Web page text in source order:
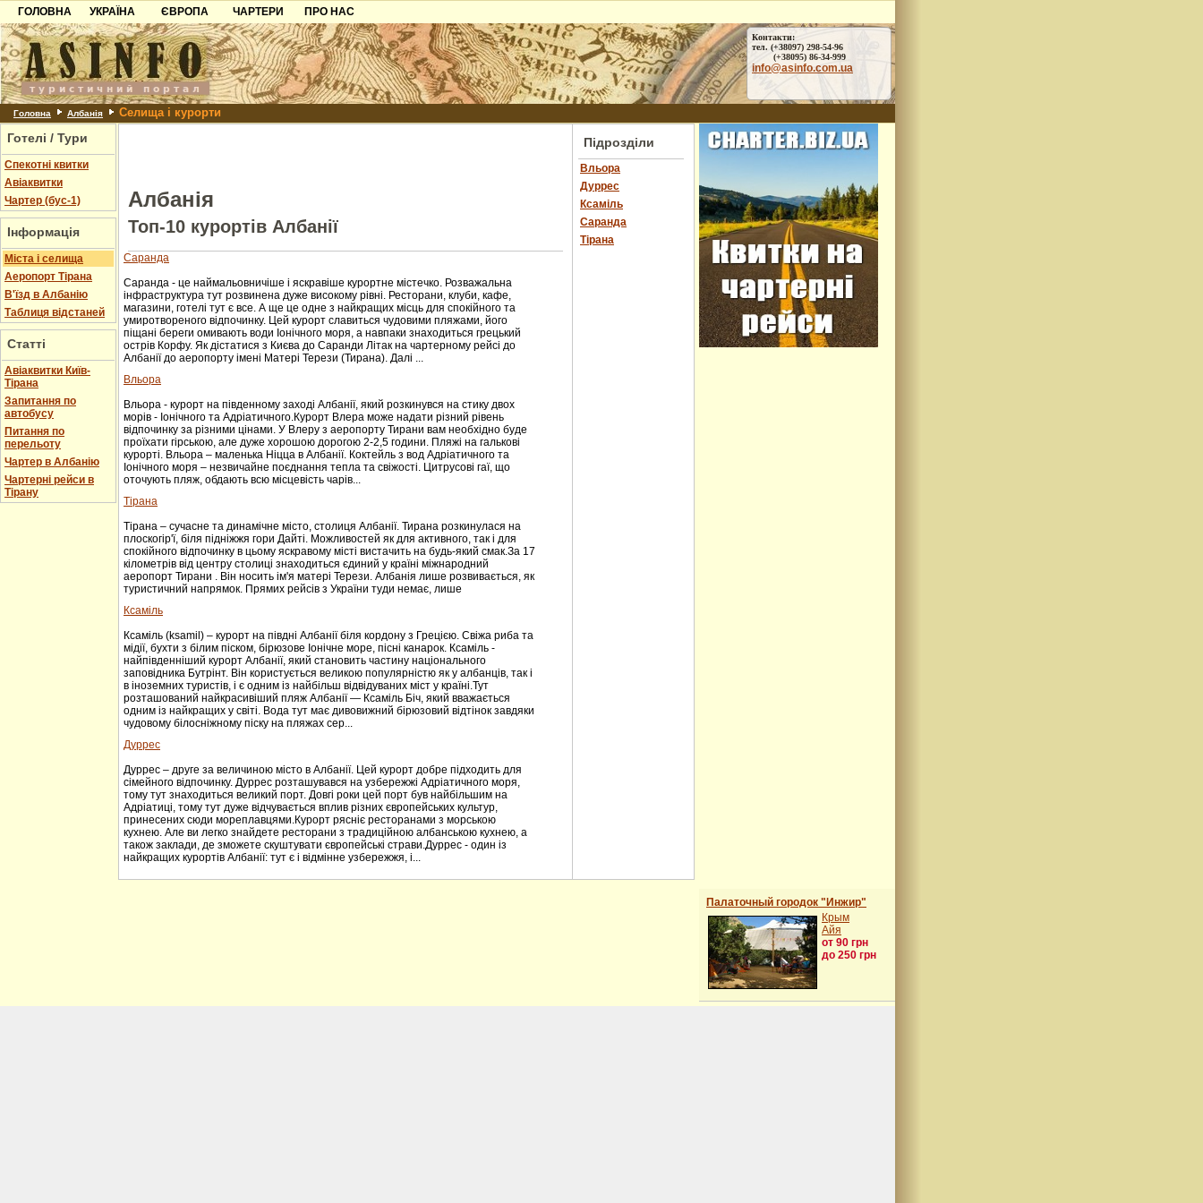
ГОЛОВНА
УКРАЇНА
Карпати
Азов
Причорноморря
Шацьк
ЄВРОПА
Чорногорія
Хорватія
Болгарія
Албанія
ЧАРТЕРИ
ПРО НАС
Контакти
Партнерам
Додати готель
Контакти:
тел. (+38097) 298-54-96
(+38095) 86-34-999
info@asinfo.com.ua
Головна Албанія Селища і курорти
Готелі / Тури
Спекотні квитки
Авіаквитки
Чартер (бус-1)
Інформація
Міста і селища
Аеропорт Тірана
В'їзд в Албанію
Таблиця відстаней
Статті
Авіаквитки Київ-
Тірана
Запитання по
автобусу
Питання по
перельоту
Чартер в Албанію
Чартерні рейси в
Тірану
Албанія
Топ-10 курортів Албанії
Саранда
Саранда - це наймальовничіше і яскравіше курортне містечко. Розважальна
інфраструктура тут розвинена дуже високому рівні. Ресторани, клуби, кафе,
магазини, готелі тут є все. А ще це одне з найкращих місць для спокійного та
умиротвореного відпочинку. Цей курорт славиться чудовими пляжами, його
піщані береги омивають води Іонічного моря, а навпаки знаходиться грецький
острів Корфу. Як дістатися з Києва до Саранди Літак на чартерному рейсі до
Албанії до аеропорту імені Матері Терези (Тирана). Далі ...
Вльора
Вльора - курорт на південному заході Албанії, який розкинувся на стику двох
морів - Іонічного та Адріатичного.Курорт Влера може надати різний рівень
відпочинку за різними цінами. У Влеру з аеропорту Тирани вам необхідно буде
проїхати гірською, але дуже хорошою дорогою 2-2,5 години. Пляжі на галькові
курорті. Вльора – маленька Ніцца в Албанії. Коктейль з вод Адріатичного та
Іонічного моря – незвичайне поєднання тепла та свіжості. Цитрусові гаї, що
оточують пляж, обдають всю місцевість чарів...
Тірана
Тірана – сучасне та динамічне місто, столиця Албанії. Тирана розкинулася на
плоскогір'ї, біля підніжжя гори Дайті. Можливостей як для активного, так і для
спокійного відпочинку в цьому яскравому місті вистачить на будь-який смак.За 17
кілометрів від центру столиці знаходиться єдиний у країні міжнародний
аеропорт Тирани . Він носить ім'я матері Терези. Албанія лише розвивається, як
туристичний напрямок. Прямих рейсів з України туди немає, лише
Ксаміль
Ксаміль (ksamil) – курорт на півдні Албанії біля кордону з Грецією. Свіжа риба та
мідії, бухти з білим піском, бірюзове Іонічне море, пісні канарок. Ксаміль -
найпівденніший курорт Албанії, який становить частину національного
заповідника Бутрінт. Він користується великою популярністю як у албанців, так і
в іноземних туристів, і є одним із найбільш відвідуваних міст у країні.Тут
розташований найкрасивіший пляж Албанії — Ксаміль Біч, який вважається
одним із найкращих у світі. Вода тут має дивовижний бірюзовий відтінок завдяки
чудовому білосніжному піску на пляжах сер...
Дуррес
Дуррес – друге за величиною місто в Албанії. Цей курорт добре підходить для
сімейного відпочинку. Дуррес розташувався на узбережжі Адріатичного моря,
тому тут знаходиться великий порт. Довгі роки цей порт був найбільшим на
Адріатиці, тому тут дуже відчувається вплив різних європейських культур,
принесених сюди мореплавцями.Курорт рясніє ресторанами з морською
кухнею. Але ви легко знайдете ресторани з традиційною албанською кухнею, а
також заклади, де зможете скуштувати європейські страви.Дуррес - один із
найкращих курортів Албанії: тут є і відмінне узбережжя, і...
Підрозділи
Вльора
Дуррес
Ксаміль
Саранда
Тірана
Палаточный городок "Инжир"
Крым
Айя
от 90 грн
до 250 грн